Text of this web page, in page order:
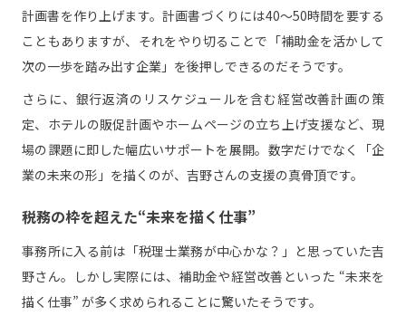
計画書を作り上げます。計画書づくりには40〜50時間を要する
こともありますが、それをやり切ることで「補助金を活かして
次の一歩を踏み出す企業」を後押しできるのだそうです。
さらに、銀行返済のリスケジュールを含む経営改善計画の策
定、ホテルの販促計画やホームページの立ち上げ支援など、現
場の課題に即した幅広いサポートを展開。数字だけでなく「企
業の未来の形」を描くのが、吉野さんの支援の真骨頂です。
税務の枠を超えた“未来を描く仕事”
事務所に入る前は「税理士業務が中心かな？」と思っていた吉
野さん。しかし実際には、補助金や経営改善といった “未来を
描く仕事” が多く求められることに驚いたそうです。